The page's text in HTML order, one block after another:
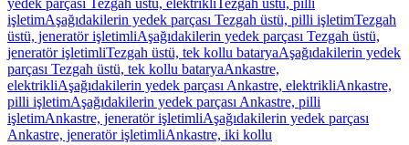
yedek parçası Tezgah üstü, elektrikli Tezgah üstü, pilli
işletimAşağıdakilerin yedek parçası Tezgah üstü, pilli işletimTezgah
üstü, jeneratör işletimliAşağıdakilerin yedek parçası Tezgah üstü,
jeneratör işletimliTezgah üstü, tek kollu bataryaAşağıdakilerin yedek
parçası Tezgah üstü, tek kollu bataryaAnkastre,
elektrikliAşağıdakilerin yedek parçası Ankastre, elektrikliAnkastre,
pilli işletimAşağıdakilerin yedek parçası Ankastre, pilli
işletimAnkastre, jeneratör işletimliAşağıdakilerin yedek parçası
Ankastre, jeneratör işletimliAnkastre, iki kollu